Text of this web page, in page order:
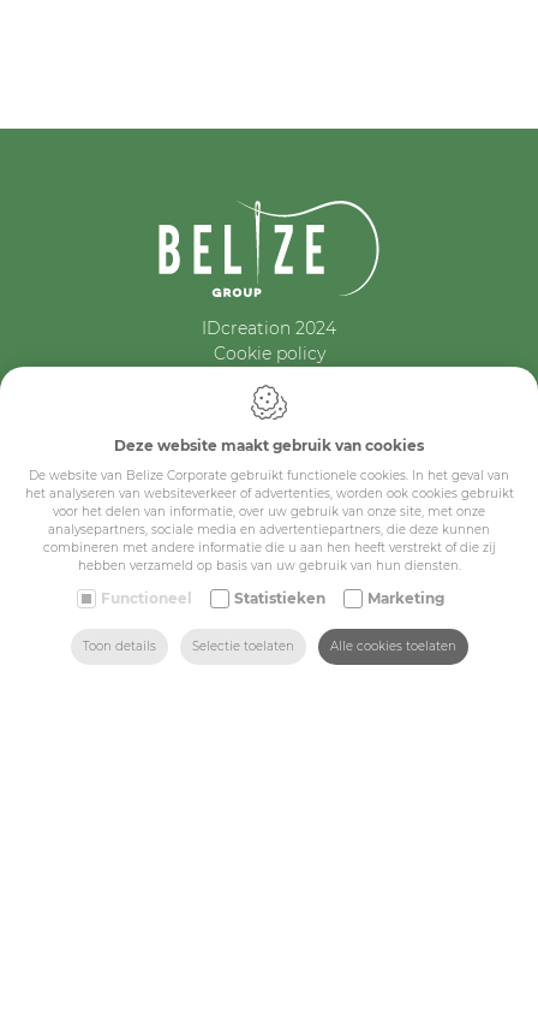
IDcreation 2024
Cookie policy
Algemene voorwaarden
BE 0432.044.235
Sitemap
Corporate
Deze website maakt gebruik van cookies
De website van Belize Corporate gebruikt functionele cookies. In het geval van
het analyseren van websiteverkeer of advertenties, worden ook cookies gebruikt
voor het delen van informatie, over uw gebruik van onze site, met onze
analysepartners, sociale media en advertentiepartners, die deze kunnen
combineren met andere informatie die u aan hen heeft verstrekt of die zij
hebben verzameld op basis van uw gebruik van hun diensten.
Functioneel Statistieken Marketing
Toon details Selectie toelaten Alle cookies toelaten
ZOEKEN HOME MAIL ONS VIND ONS BEL ONS